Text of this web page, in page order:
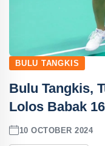
BULU TANGKIS
Bulu Tangkis,
Lolos Babak
10 OCTOBER 2024